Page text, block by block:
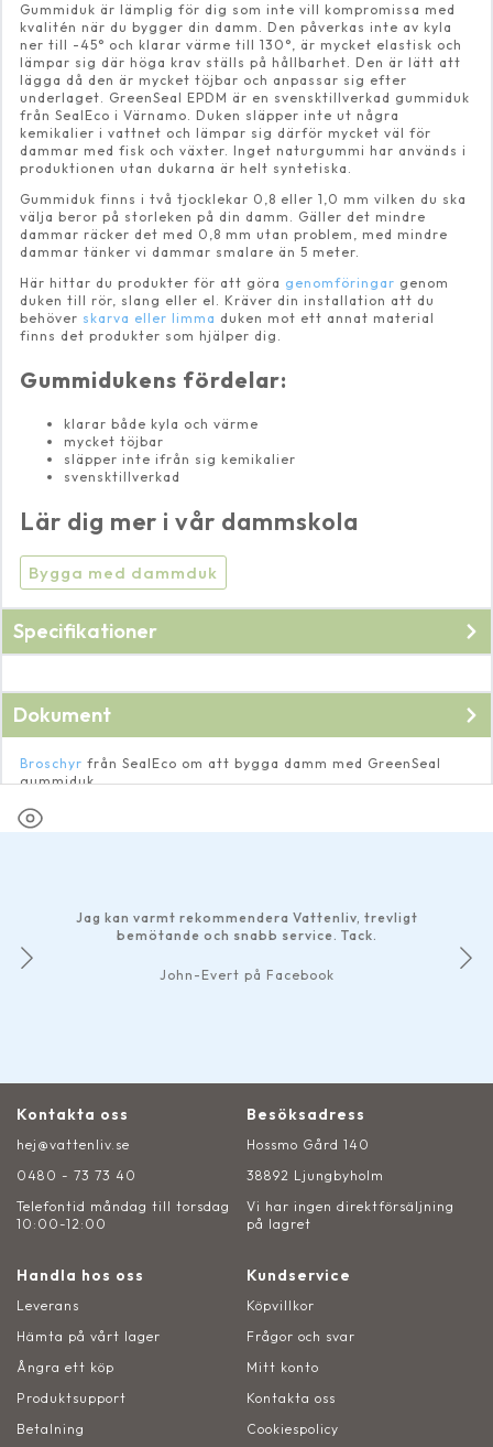
Gummiduk är lämplig för dig som inte vill kompromissa med
kvalitén när du bygger din damm. Den påverkas inte av kyla
ner till -45° och klarar värme till 130°, är mycket elastisk och
lämpar sig där höga krav ställs på hållbarhet. Den är lätt att
lägga då den är mycket töjbar och anpassar sig efter
underlaget. GreenSeal EPDM är en svensktillverkad gummiduk
från SealEco i Värnamo. Duken släpper inte ut några
kemikalier i vattnet och lämpar sig därför mycket väl för
dammar med fisk och växter. Inget naturgummi har används i
produktionen utan dukarna är helt syntetiska.
Gummiduk finns i två tjocklekar 0,8 eller 1,0 mm vilken du ska
välja beror på storleken på din damm. Gäller det mindre
dammar räcker det med 0,8 mm utan problem, med mindre
dammar tänker vi dammar smalare än 5 meter.
Här hittar du produkter för att göra genomföringar genom
duken till rör, slang eller el. Kräver din installation att du
behöver skarva eller limma duken mot ett annat material
finns det produkter som hjälper dig.
Gummidukens fördelar:
klarar både kyla och värme
mycket töjbar
släpper inte ifrån sig kemikalier
svensktillverkad
Lär dig mer i vår dammskola
Bygga med dammduk
Specifikationer
Dokument
Broschyr från SealEco om att bygga damm med GreenSeal
gummiduk.
Jag kan varmt rekommendera Vattenliv, trevligt
bemötande och snabb service. Tack.
John-Evert på Facebook
Kontakta oss
hej@vattenliv.se
0480 - 73 73 40
Telefontid måndag till torsdag
10:00-12:00
Besöksadress
Hossmo Gård 140
38892 Ljungbyholm
Vi har ingen direktförsäljning
på lagret
Handla hos oss
Leverans
Hämta på vårt lager
Ångra ett köp
Produktsupport
Betalning
Kundservice
Köpvillkor
Frågor och svar
Mitt konto
Kontakta oss
Cookiespolicy